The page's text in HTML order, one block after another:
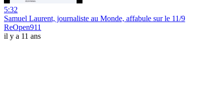
5:32
Samuel Laurent, journaliste au Monde, affabule sur le 11/9
ReOpen911
il y a 11 ans